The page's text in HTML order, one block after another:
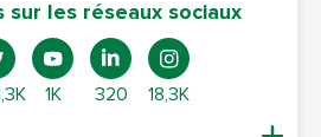
sur les réseaux sociaux
1K 320 18,3K